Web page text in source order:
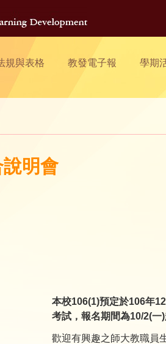
規與表格 教發電子報 學期
明會
本校106(1)預定於106年
考試，報名期間為10/2(一
歡迎有興趣之師大教職員